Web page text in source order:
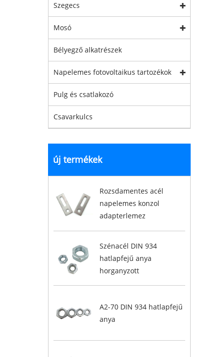
Szegecs
Mosó
Bélyegző alkatrészek
Napelemes fotovoltaikus tartozékok
Pulg és csatlakozó
Csavarkulcs
új termékek
Rozsdamentes acél
napelemes konzol
adapterlemez
Szénacél DIN 934
hatlapfejű anya
horganyzott
A2-70 DIN 934 hatlapfejű
anya